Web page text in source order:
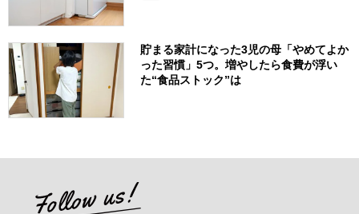
貯まる家計になった3児の母「やめてよか
った習慣」5つ。増やしたら食費が浮い
た“食品ストック”は